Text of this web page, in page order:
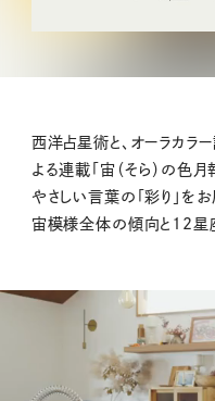
西洋占星術と、オーラカラ
よる連載「宙（そら）の色
やさしい言葉の「彩り」を
宙模様全体の傾向と12星